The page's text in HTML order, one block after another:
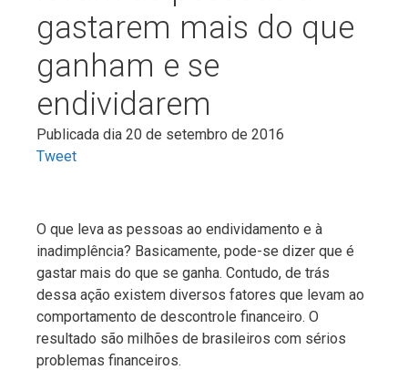
gastarem mais do que
ganham e se
endividarem
Publicada dia 20 de setembro de 2016
Tweet
O que leva as pessoas ao endividamento e à
inadimplência? Basicamente, pode-se dizer que é
gastar mais do que se ganha. Contudo, de trás
dessa ação existem diversos fatores que levam ao
comportamento de descontrole financeiro. O
resultado são milhões de brasileiros com sérios
problemas financeiros.